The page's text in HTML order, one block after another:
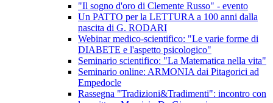
"Il sogno d'oro di Clemente Russo" - evento
Un PATTO per la LETTURA a 100 anni dalla
nascita di G. RODARI
Webinar medico-scientifico: "Le varie forme di
DIABETE e l'aspetto psicologico"
Seminario scientifico: "La Matematica nella vita"
Seminario online: ARMONIA dai Pitagorici ad
Empedocle
Rassegna "Tradizioni&Tradimenti": incontro con